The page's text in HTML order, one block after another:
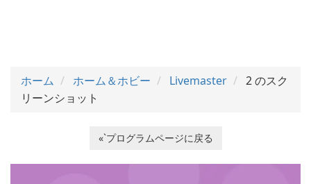
ホーム ホーム＆ホビー Livemaster
2 のスク
リーンショット
«`プログラムページに戻る